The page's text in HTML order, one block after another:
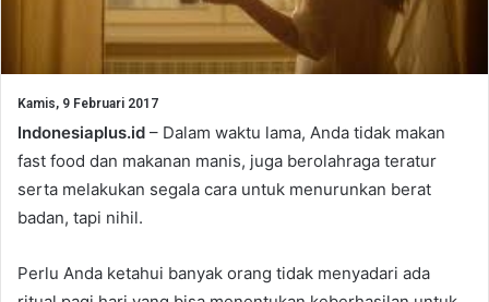
Kamis, 9 Februari 2017
Indonesiaplus.id – Dalam waktu lama, Anda tidak makan
fast food dan makanan manis, juga berolahraga teratur
serta melakukan segala cara untuk menurunkan berat
badan, tapi nihil.
Perlu Anda ketahui banyak orang tidak menyadari ada